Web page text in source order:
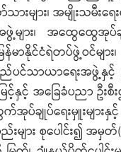
းများ၊ အမျိုးသမီးရ
ျား၊ အထွေထွေအုပ်ချု
ြန်မာနိုင်ငံရဲတပ်ဖွဲ့ဝင်မျ
ည်ပင်သာယာရေးအဖွဲ့နှ
ြင့်နှင့် အခြေခံပညာ ဦး
က်အုပ်ချုပ်ရေးမှူးမျ
များ စုပေါင်း၍ အ